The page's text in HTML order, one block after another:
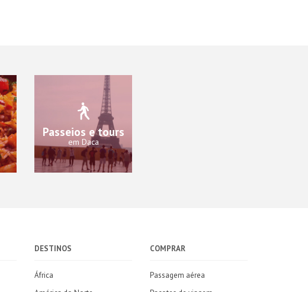
Passeios e tours
em Daca
DESTINOS
África
COMPRAR
Passagem aérea